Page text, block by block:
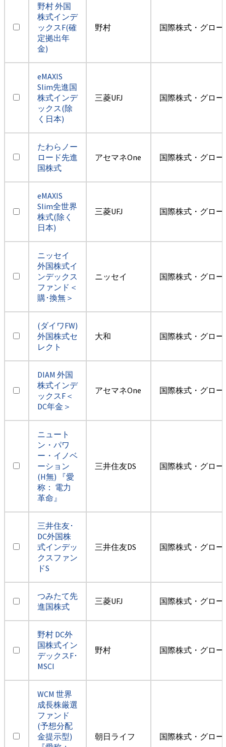
野村 外国
株式インデ
ックスF(確
定拠出年
金)
野村 国際株式・グロ
eMAXIS
Slim先進国
株式インデ
ックス(除
く日本)
三菱UFJ 国際株式・グロ
たわらノー
ロード先進
国株式
アセマネOne 国際株式・グロ
eMAXIS
Slim全世界
株式(除く
日本)
三菱UFJ 国際株式・グロ
ニッセイ
外国株式イ
ンデックス
ファンド＜
購･換無＞
ニッセイ 国際株式・グロ
(ダイワFW)
外国株式セ
レクト
大和 国際株式・グロ
DIAM 外国
株式インデ
ックスF＜
DC年金＞
アセマネOne 国際株式・グロ
ニュート
ン・パワ
ー・イノベ
ーション
(H無) 『愛
称： 電力
革命』
三井住友DS 国際株式・グロ
三井住友･
DC外国株
式インデッ
クスファン
ドS
三井住友DS 国際株式・グロ
つみたて先
進国株式
三菱UFJ 国際株式・グロ
野村 DC外
国株式イン
デックスF･
MSCI
野村 国際株式・グロ
WCM 世界
成長株厳選
ファンド
(予想分配
金提示型)
朝日ライフ 国際株式・グロ